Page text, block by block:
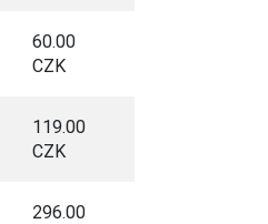
60.00
CZK
119.00
CZK
296.00